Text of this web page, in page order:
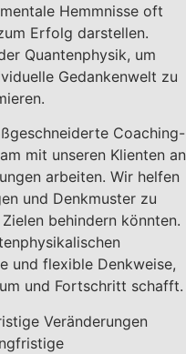
Hemmnisse oft
Erfolg darstellen.
Quantenphysik, um
Gedankenwelt zu
Coaching-
mit unseren Klienten an
arbeiten. Wir helfen
und Denkmuster zu
behindern könnten.
und flexible Denkweise,
und Fortschritt schafft.
Veränderungen